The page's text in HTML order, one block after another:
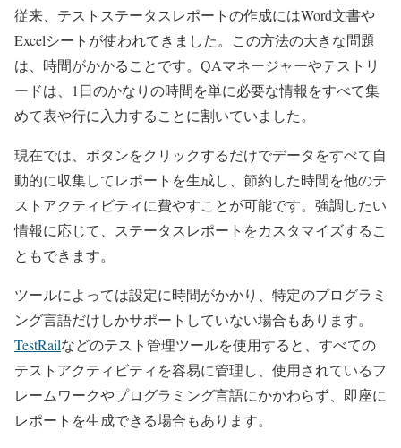
従来、テストステータスレポートの作成にはWord文書や
Excelシートが使われてきました。この方法の大きな問題
は、時間がかかることです。QAマネージャーやテストリ
ードは、1日のかなりの時間を単に必要な情報をすべて集
めて表や行に入力することに割いていました。
現在では、ボタンをクリックするだけでデータをすべて自
動的に収集してレポートを生成し、節約した時間を他のテ
ストアクティビティに費やすことが可能です。強調したい
情報に応じて、ステータスレポートをカスタマイズするこ
ともできます。
ツールによっては設定に時間がかかり、特定のプログラミ
ング言語だけしかサポートしていない場合もあります。
TestRailなどのテスト管理ツールを使用すると、すべての
テストアクティビティを容易に管理し、使用されているフ
レームワークやプログラミング言語にかかわらず、即座に
レポートを生成できる場合もあります。